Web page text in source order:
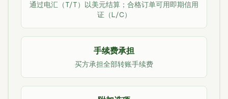
通过电汇（T/T）以美元结算；合格订单可用即期信用
证（L/C）
手续费承担
买方承担全部转账手续费